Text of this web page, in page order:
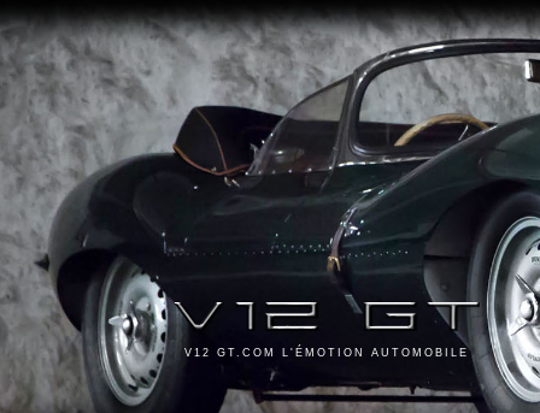
V12 GT.COM L'ÉMOTION AUTOMOBILE